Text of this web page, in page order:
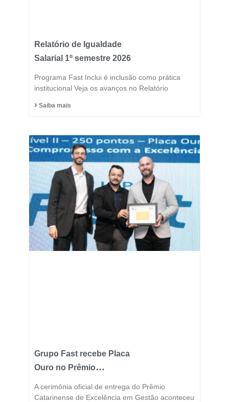
Relatório de Igualdade
Salarial 1º semestre 2026
Programa Fast Inclui é inclusão como prática
institucional Veja os avanços no Relatório
Saiba mais
Grupo Fast recebe Placa
Ouro no Prêmio
Excelência 2025 e
A cerimônia oficial de entrega do Prêmio
Catarinense de Excelência em Gestão aconteceu